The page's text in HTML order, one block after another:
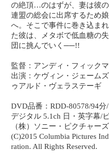
の絶頂…のはずが、妻は彼
連盟の総会に出席するため
へ。そこで事件に巻き込ま
た彼は、メタボで低血糖の
団に挑んでいく──!!
監督：アンディ・フィック
出演：ケヴィン・ジェーム
ゥアルド・ヴェラステーギ
DVD品番：RDD-80578/94
デジタル 5.1ch 日・英字幕/
（株）ソニー・ピクチャー
(C)2015 Columbia Pictures
ration. All Rights Reserved.